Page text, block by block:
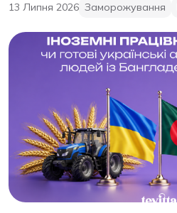
13 Липня 2026 Заморожування